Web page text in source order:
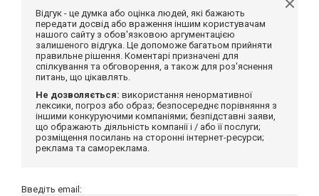
Відгук - це думка або оцінка людей, які бажають
передати досвід або враження іншим користувачам
нашого сайту з обов'язковою аргументацією
залишеного відгука. Це допоможе багатьом прийняти
правильне рішення. Коментарі призначені для
спілкування та обговорення, а також для роз'яснення
питань, що цікавлять.
Не дозволяється: використання ненормативної
лексики, погроз або образ; безпосереднє порівняння з
іншими конкуруючими компаніями; безпідставні заяви,
що ображають діяльність компанії і / або її послуги;
розміщення посилань на сторонні інтернет-ресурси;
реклама та самореклама.
Введіть email: